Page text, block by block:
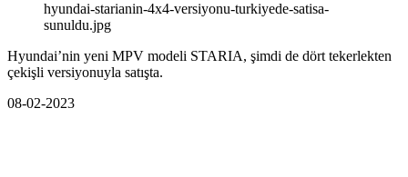
hyundai-starianin-4x4-versiyonu-turkiyede-satisa-
sunuldu.jpg
Hyundai’nin yeni MPV modeli STARIA, şimdi de dört tekerlekten
çekişli versiyonuyla satışta.
08-02-2023